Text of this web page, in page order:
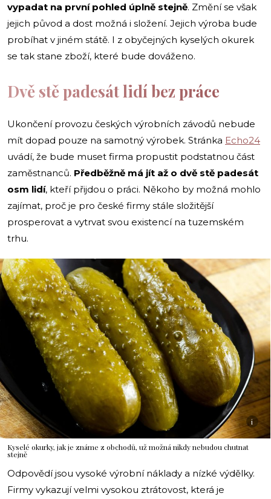
vypadat na první pohled úplně stejně. Změní se však
jejich původ a dost možná i složení. Jejich výroba bude
probíhat v jiném státě. I z obyčejných kyselých okurek
se tak stane zboží, které bude dováženo.
Dvě stě padesát lidí bez práce
Ukončení provozu českých výrobních závodů nebude
mít dopad pouze na samotný výrobek. Stránka Echo24
uvádí, že bude muset firma propustit podstatnou část
zaměstnanců. Předběžně má jít až o dvě stě padesát
osm lidí, kteří přijdou o práci. Někoho by možná mohlo
zajímat, proč je pro české firmy stále složitější
prosperovat a vytrvat svou existencí na tuzemském
trhu.
i
Kyselé okurky, jak je známe z obchodů, už možná nikdy nebudou chutnat
stejně
Odpovědí jsou vysoké výrobní náklady a nízké výdělky.
Firmy vykazují velmi vysokou ztrátovost, která je